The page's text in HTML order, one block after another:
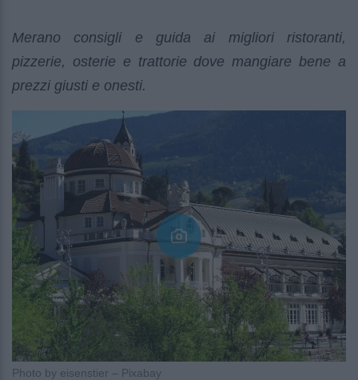
Merano consigli e guida ai migliori ristoranti,
pizzerie, osterie e trattorie dove mangiare bene a
prezzi giusti e onesti.
Photo by eisenstier – Pixabay